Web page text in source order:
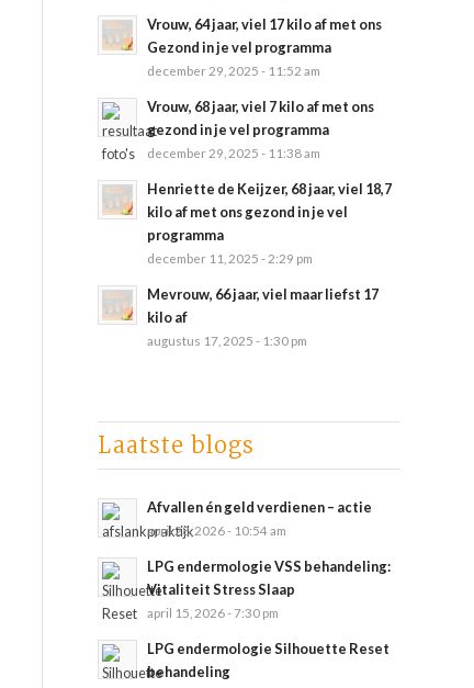
Vrouw, 64 jaar, viel 17 kilo af met ons
Gezond in je vel programma
december 29, 2025 - 11:52 am
Vrouw, 68 jaar, viel 7 kilo af met ons
gezond in je vel programma
december 29, 2025 - 11:38 am
Henriette de Keijzer, 68 jaar, viel 18,7
kilo af met ons gezond in je vel
programma
december 11, 2025 - 2:29 pm
Mevrouw, 66 jaar, viel maar liefst 17
kilo af
augustus 17, 2025 - 1:30 pm
Laatste blogs
Afvallen én geld verdienen – actie
april 28, 2026 - 10:54 am
LPG endermologie VSS behandeling:
Vitaliteit Stress Slaap
april 15, 2026 - 7:30 pm
LPG endermologie Silhouette Reset
behandeling